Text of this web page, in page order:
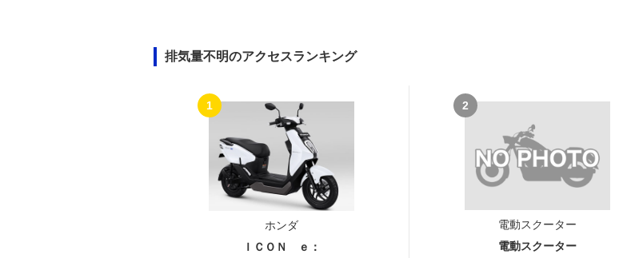
排気量不明のアクセスランキング
1
ホンダ
ＩＣＯＮ ｅ：
2
電動スクーター
電動スクーター